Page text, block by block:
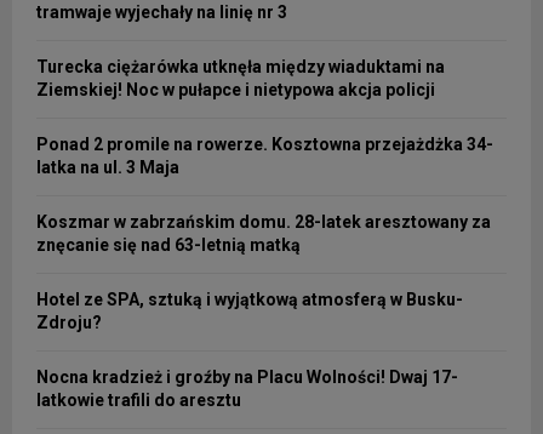
tramwaje wyjechały na linię nr 3
Turecka ciężarówka utknęła między wiaduktami na
Ziemskiej! Noc w pułapce i nietypowa akcja policji
Ponad 2 promile na rowerze. Kosztowna przejażdżka 34-
latka na ul. 3 Maja
Koszmar w zabrzańskim domu. 28-latek aresztowany za
znęcanie się nad 63-letnią matką
Hotel ze SPA, sztuką i wyjątkową atmosferą w Busku-
Zdroju?
Nocna kradzież i groźby na Placu Wolności! Dwaj 17-
latkowie trafili do aresztu